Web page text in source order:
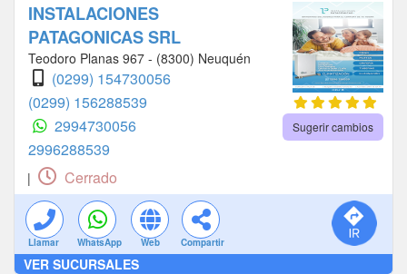
INSTALACIONES
PATAGONICAS SRL
Teodoro Planas 967 - (8300) Neuquén
(0299) 154730056
(0299) 156288539
2994730056
2996288539
Sugerir cambios
| Cerrado
Llamar WhatsApp Web Compartir
VER SUCURSALES